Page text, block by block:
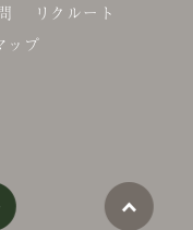
リクルート
ップ